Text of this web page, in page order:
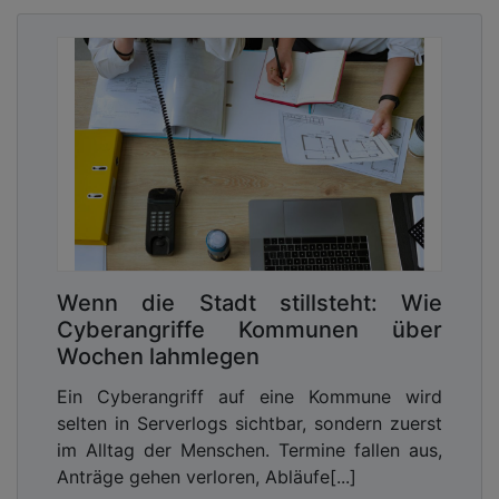
wird vor allem von infrastrukturellen Themen
dominiert. Warum? Infrastruktur lässt sich
vergleichen, regulieren und politisch adressieren.
Sie passt in bestehende Beschaffungslogiken,
erfüllt regulatorische Anforderungen und bietet
scheinbar klare Antworten auf komplexe
Fragestellungen. Wer den Speicherort von Daten
kontrolliert, kontrolliert die Daten selbst. Oder
Der Schein trügt. Selbst, wenn Informationen in
europäischen Rechenzentren gespeichert werden,
können nicht-europäische Gesetze oder
Plattformarchitekturen dazu führen, dass Dritte
Zugriff erhalten oder Daten in übergeordnete
Systeme eingebunden werden. Deswegen kann
Anton Carniaux den Schutz europäischer
Wenn die Stadt stillsteht: Wie
Cyberangriffe Kommunen über
Wochen lahmlegen
Ein Cyberangriff auf eine Kommune wird
selten in Serverlogs sichtbar, sondern zuerst
im Alltag der Menschen. Termine fallen aus,
Anträge gehen verloren, Abläufe[...]